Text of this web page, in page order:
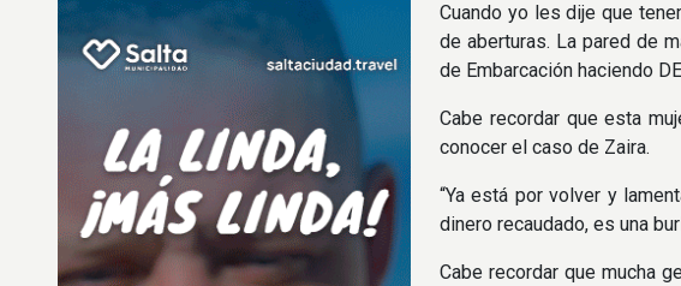
Cuando yo les dije que
de aberturas. La pared de
de Embarcación haciendo
Cabe recordar que esta
conocer el caso de Zaira.
“Ya está por volver y
dinero recaudado, es una
Cabe recordar que mucha